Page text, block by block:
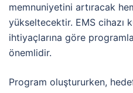
memnuniyetini artıracak
yükseltecektir. EMS cihazı
ihtiyaçlarına göre
önemlidir.
Program oluştururken,